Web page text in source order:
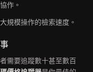
作。
規模操作的檢索速度。
需要追蹤數十甚至數百